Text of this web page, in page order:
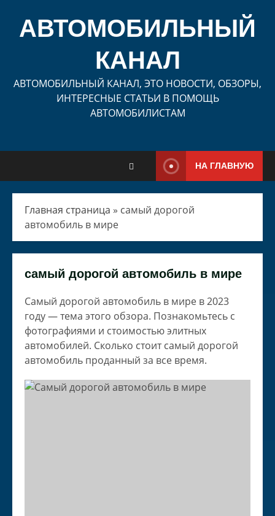
содержимому
АВТОМОБИЛЬНЫЙ
КАНАЛ
АВТОМОБИЛЬНЫЙ КАНАЛ, ЭТО НОВОСТИ, ОБЗОРЫ,
ИНТЕРЕСНЫЕ СТАТЬИ В ПОМОЩЬ
АВТОМОБИЛИСТАМ
НА ГЛАВНУЮ
Главная страница » самый дорогой
автомобиль в мире
самый дорогой автомобиль в мире
Самый дорогой автомобиль в мире в 2023
году — тема этого обзора. Познакомьтесь с
фотографиями и стоимостью элитных
автомобилей. Сколько стоит самый дорогой
автомобиль проданный за все время.